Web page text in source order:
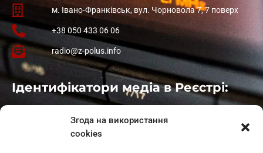
Згода на використання
cookies
м. Івано-Франківськ, вул. Чорновола 7, 7 поверх
+38 050 433 06 06
radio@z-polus.info
Ідентифікатори медіа в Реєстрі:
: L11-01410
: L11-01801